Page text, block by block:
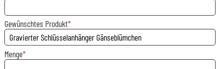
Gewünschtes Produkt
Menge